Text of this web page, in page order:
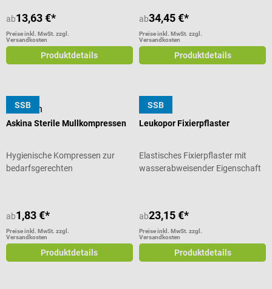
ab13,63 €*
Preise inkl. MwSt. zzgl.
Versandkosten
Produktdetails
ab34,45 €*
Preise inkl. MwSt. zzgl.
Versandkosten
Produktdetails
SSB
B. Braun
Askina Sterile Mullkompressen
Hygienische Kompressen zur
bedarfsgerechten
ab1,83 €*
Preise inkl. MwSt. zzgl.
Versandkosten
Produktdetails
SSB
BSN
Leukopor Fixierpflaster
Elastisches Fixierpflaster mit
wasserabweisender Eigenschaft
ab23,15 €*
Preise inkl. MwSt. zzgl.
Versandkosten
Produktdetails